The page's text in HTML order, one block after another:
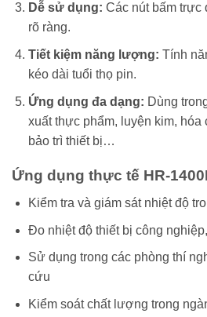
Dễ sử dụng: Các nút bấm trực
rõ ràng.
Tiết kiệm năng lượng: Tính
kéo dài tuổi thọ pin.
Ứng dụng đa dạng: Dùng
xuất thực phẩm, luyện kim, hóa
bảo trì thiết bị…
Ứng dụng thực tế HR-
Kiểm tra và giám sát nhiệt độ
Đo nhiệt độ thiết bị công
Sử dụng trong các phòng thí
cứu
Kiểm soát chất lượng trong